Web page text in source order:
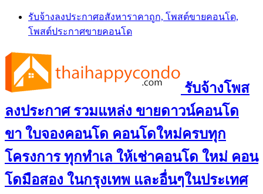
Skip
content
รับจ้างลงประกาศอสังหาราคาถูก, โพสต์ขายคอนโด,
โพสต์ประกาศขายคอนโด
รับจ้างโพส
ลงประกาศ รวมแหล่ง ขายดาวน์คอนโด
ขา ใบจองคอนโด คอนโดใหม่ครบทุก
โครงการ ทุกทำเล ให้เช่าคอนโด ใหม่ คอน
โดมือสอง ในกรุงเทพ และอื่นๆในประเทศ